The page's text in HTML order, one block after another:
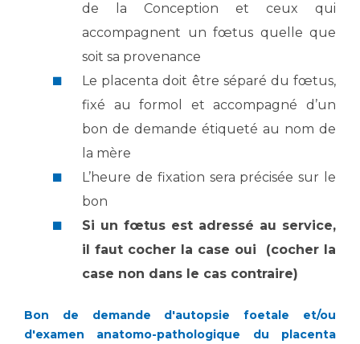
de la Conception et ceux qui
accompagnent un fœtus quelle que
soit sa provenance
Le placenta doit être séparé du fœtus,
fixé au formol et accompagné d’un
bon de demande étiqueté au nom de
la mère
L’heure de fixation sera précisée sur le
bon
Si un fœtus est adressé au service,
il faut cocher la case oui (cocher la
case non dans le cas contraire)
Bon de demande d'autopsie foetale et/ou
d'examen anatomo-pathologique du placenta